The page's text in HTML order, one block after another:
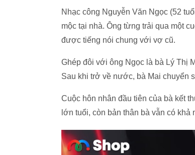
Nhạc công Nguyễn Văn Ngọc (52
mộc tại nhà. Ông từng trải qua một
được tiếng nói chung với vợ cũ.
Ghép đôi với ông Ngọc là bà Lý Thị
Sau khi trở về nước, bà Mai chuyển
Cuộc hôn nhân đầu tiên của bà kết
lớn tuổi, còn bản thân bà vẫn có khả